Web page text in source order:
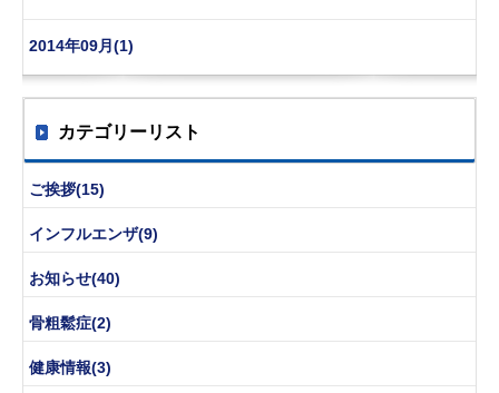
2014年09月(1)
カテゴリーリスト
ご挨拶(15)
インフルエンザ(9)
お知らせ(40)
骨粗鬆症(2)
健康情報(3)